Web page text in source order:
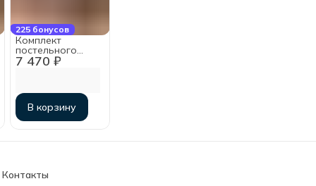
225 бонусов
7 470 ₽
Комплект
постельного
белья Аризона,
2-спальный с
160х200х30,
мако-сатин
В корзину
Контакты